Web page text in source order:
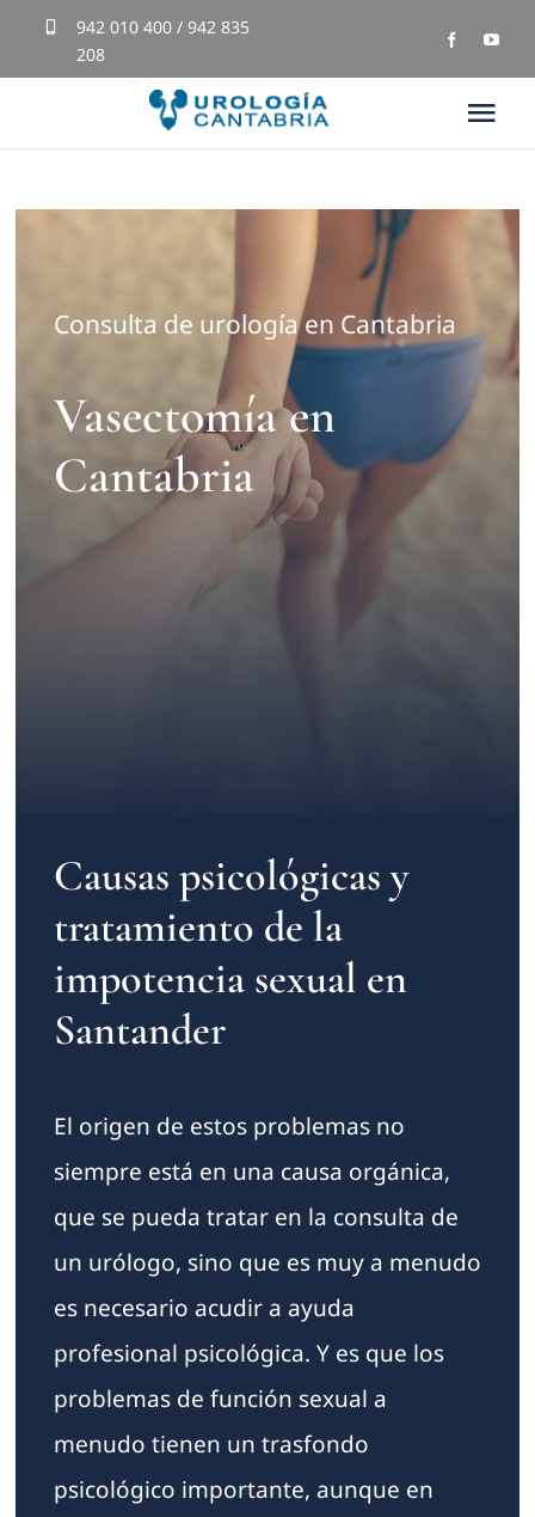
942 010 400 / 942 835
208
Consulta de urología en Cantabria
Vasectomía en
Cantabria
Causas psicológicas y
tratamiento de la
impotencia sexual en
Santander
El origen de estos problemas no
siempre está en una causa orgánica,
que se pueda tratar en la consulta de
un urólogo, sino que es muy a menudo
es necesario acudir a ayuda
profesional psicológica. Y es que los
problemas de función sexual a
menudo tienen un trasfondo
psicológico importante, aunque en